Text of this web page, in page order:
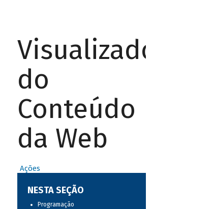
Visualizador
do
Conteúdo
da Web
Ações
NESTA SEÇÃO
Programação